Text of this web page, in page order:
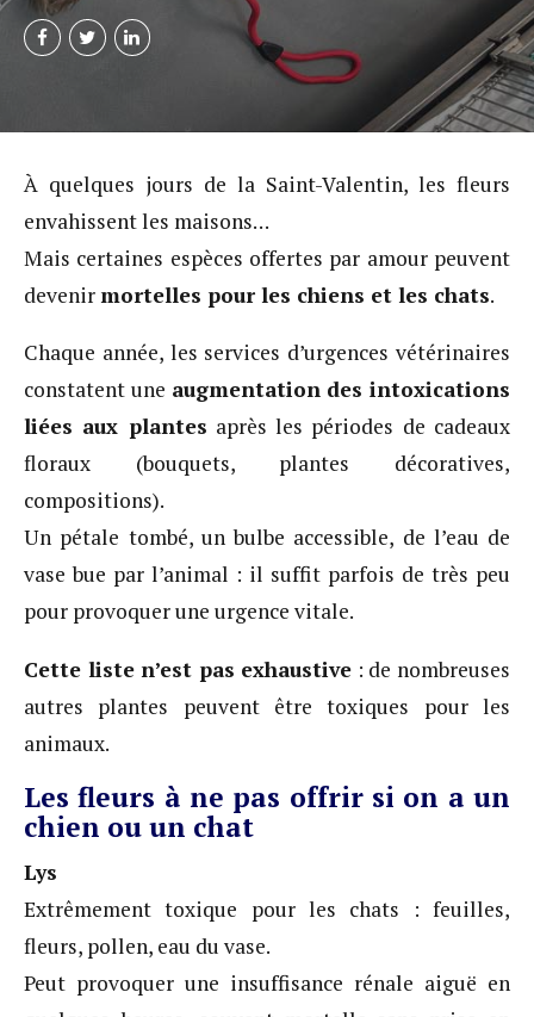
À quelques jours de la Saint-Valentin, les fleurs
envahissent les maisons…
Mais certaines espèces offertes par amour peuvent
devenirmortelles pour les chiens et les chats.
Chaque année, les services d’urgences vétérinaires
constatent une augmentation des intoxications
liées aux plantes après les périodes de cadeaux
floraux (bouquets, plantes décoratives,
compositions).
Un pétale tombé, un bulbe accessible, de l’eau de
vase bue par l’animal : il suffit parfois de très peu
pour provoquer une urgence vitale.
Cette liste n’est pas exhaustive : de nombreuses
autres plantes peuvent être toxiques pour les
animaux.
Les fleurs à ne pas offrir si on a un
chien ou un chat
Lys
Extrêmement toxique pour les chats : feuilles,
fleurs, pollen, eau du vase.
Peut provoquer une insuffisance rénale aiguë en